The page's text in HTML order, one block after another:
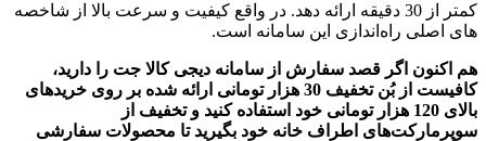
کمتر از 30 دقیقه ارائه دهد. در واقع کیفیت و سرعت بالا از شاخصه
های اصلی راه‌اندازی این سامانه است.
هم اکنون اگر قصد سفارش از سامانه دیجی کالا جت را دارید،
کافیست از بُن تخفیف 30 هزار تومانی ارائه شده بر روی خریدهای
بالای 120 هزار تومانی خود استفاده کنید و تخفیف از
سوپرمارکت‌های اطراف خانه خود بگیرید تا محصولات سفارشی